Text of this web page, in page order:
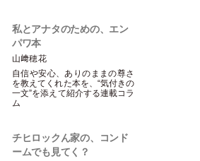
私とアナタのための、エン
パワ本
山﨑穂花
自信や安心、ありのままの尊さ
を教えてくれた本を、“気付きの
一文”を添えて紹介する連載コラ
ム
チヒロックん家の、コンド
ームでも見てく？